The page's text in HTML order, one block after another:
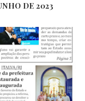
DE 2023